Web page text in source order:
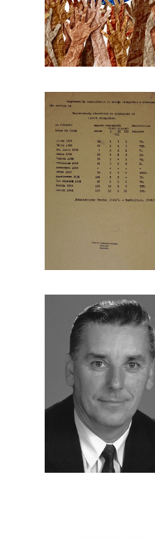
Findura Imre-
Galéria
Pályázatok
Közérdekű